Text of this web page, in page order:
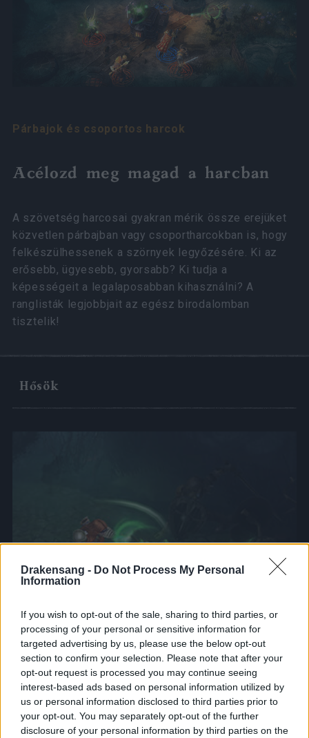
Drakensang - Do Not Process My Personal
Information
If you wish to opt-out of the sale, sharing to third parties, or
processing of your personal or sensitive information for
targeted advertising by us, please use the below opt-out
section to confirm your selection. Please note that after your
opt-out request is processed you may continue seeing
interest-based ads based on personal information utilized by
us or personal information disclosed to third parties prior to
your opt-out. You may separately opt-out of the further
disclosure of your personal information by third parties on the
Párbajok és csoportos harcok
Acélozd meg magad a harcban
A szövetség harcosai gyakran mérik össze erejüket
közvetlen párbajban vagy csoportharcokban is, hogy
felkészülhessenek a szörnyek legyőzésére. Ki az
erősebb, ügyesebb, gyorsabb? Ki tudja a
képességeit a legalaposabban kihasználni? A
ranglisták legjobbjait az egész birodalomban
tisztelik!
Hősök
Az egyensúly bosszúállói
Kalandvadász